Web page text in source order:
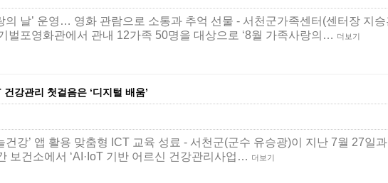
의 날’ 운영… 영화 관람으로 소통과 추억 선물 - 서천군가족센터(센터장 지승
벌포영화관에서 관내 12가족 50명을 대상으로 ‘8월 가족사랑의… 더보기
강관리 첫걸음은 ‘디지털 배움’
건강’ 앱 활용 맞춤형 ICT 교육 성료 - 서천군(군수 유승광)이 지난 7월 27일
보건소에서 ‘AI·IoT 기반 어르신 건강관리사업… 더보기